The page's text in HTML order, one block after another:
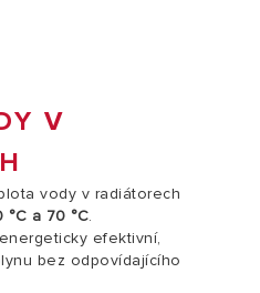
V
vody v radiátorech
°C a 70 °C.
efektivní,
bez odpovídajícího